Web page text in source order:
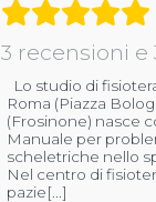
3 recensioni e
Lo studio di
Roma (Piazza
(Frosinone) nasce
Manuale per
scheletriche nello
Nel centro di
pazie[...]